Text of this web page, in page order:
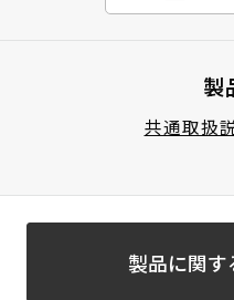
製
共通取扱
製品に関